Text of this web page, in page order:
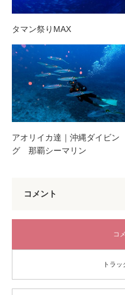
タマン祭りMAX
アオリイカ達｜沖縄ダイビン
グ 那覇シーマリン
コメント
コ
トラ